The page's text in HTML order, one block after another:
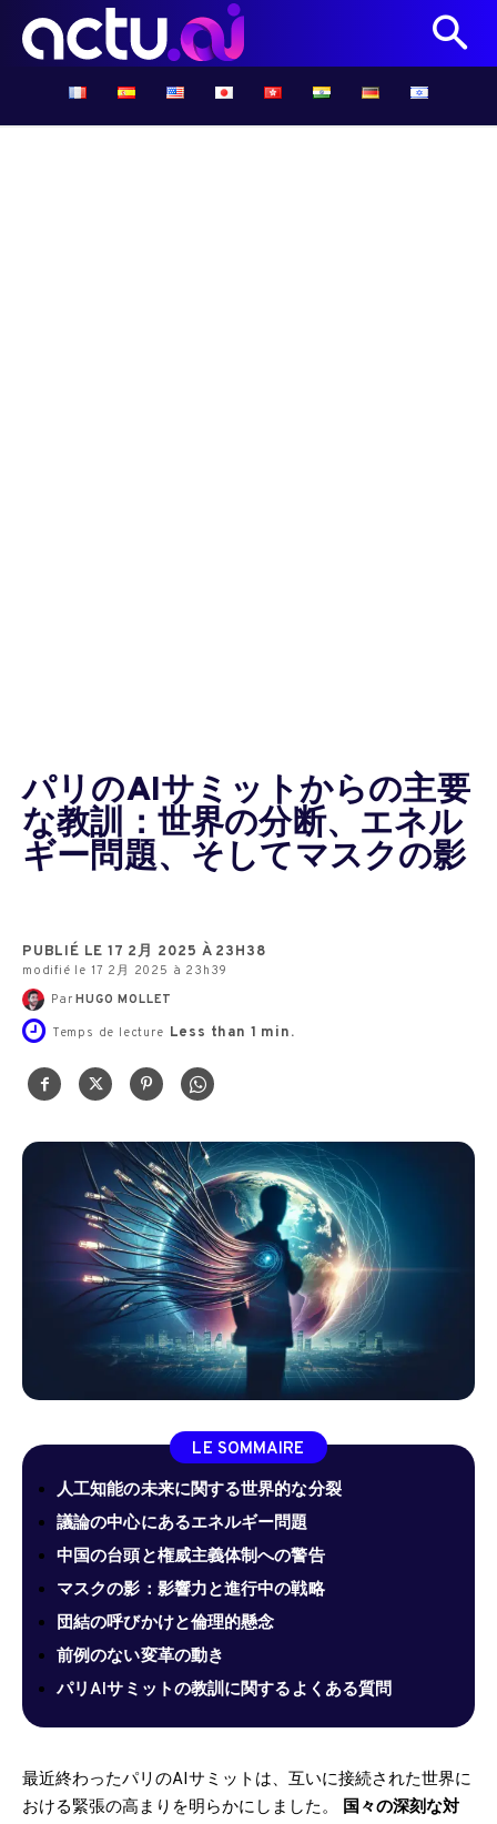
パリのAIサミットからの主要
な教訓：世界の分断、エネル
ギー問題、そしてマスクの影
PUBLIÉ LE 17 2月 2025 À 23H38
modifié le 17 2月 2025 à 23h39
Par HUGO MOLLET
Temps de lecture Less than 1 min.
LE SOMMAIRE
人工知能の未来に関する世界的な分裂
議論の中心にあるエネルギー問題
中国の台頭と権威主義体制への警告
マスクの影：影響力と進行中の戦略
団結の呼びかけと倫理的懸念
前例のない変革の動き
パリAIサミットの教訓に関するよくある質問
最近終わったパリのAIサミットは、互いに接続された世界に
おける緊張の高まりを明らかにしました。 国々の深刻な対